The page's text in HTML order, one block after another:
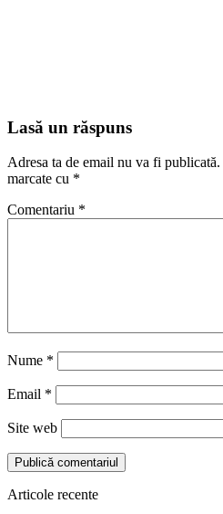
Lasă un răspuns
Adresa ta de email nu va fi publicată.
marcate cu *
Comentariu *
Nume *
Email *
Site web
Articole recente